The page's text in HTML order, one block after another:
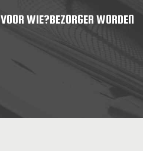
VOOR WIE?BEZORGER WORDEN